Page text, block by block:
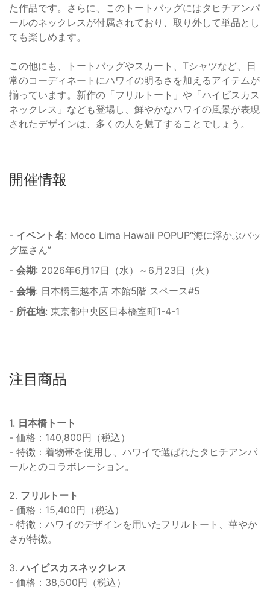
た作品です。さらに、このトートバッグにはタヒチアンパ
ールのネックレスが付属されており、取り外して単品とし
ても楽しめます。
この他にも、トートバッグやスカート、Tシャツなど、日
常のコーディネートにハワイの明るさを加えるアイテムが
揃っています。新作の「フリルトート」や「ハイビスカス
ネックレス」なども登場し、鮮やかなハワイの風景が表現
されたデザインは、多くの人を魅了することでしょう。
開催情報
- イベント名: Moco Lima Hawaii POPUP“海に浮かぶバッ
グ屋さん”
- 会期: 2026年6月17日（水）～6月23日（火）
- 会場: 日本橋三越本店 本館5階 スペース#5
- 所在地: 東京都中央区日本橋室町1-4-1
注目商品
1. 日本橋トート
- 価格：140,800円（税込）
- 特徴：着物帯を使用し、ハワイで選ばれたタヒチアンパ
ールとのコラボレーション。
2. フリルトート
- 価格：15,400円（税込）
- 特徴：ハワイのデザインを用いたフリルトート、華やか
さが特徴。
3.ハイビスカスネックレス
- 価格：38,500円（税込）